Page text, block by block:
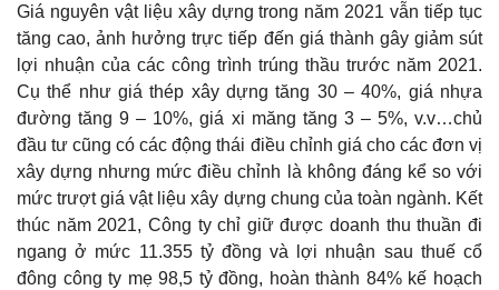
Giá nguyên vật liệu xây dựng trong năm 2021 vẫn tiếp tục
tăng cao, ảnh hưởng trực tiếp đến giá thành gây giảm sút
lợi nhuận của các công trình trúng thầu trước năm 2021.
Cụ thể như giá thép xây dựng tăng 30 – 40%, giá nhựa
đường tăng 9 – 10%, giá xi măng tăng 3 – 5%, v.v…chủ
đầu tư cũng có các động thái điều chỉnh giá cho các đơn vị
xây dựng nhưng mức điều chỉnh là không đáng kể so với
mức trượt giá vật liệu xây dựng chung của toàn ngành. Kết
thúc năm 2021, Công ty chỉ giữ được doanh thu thuần đi
ngang ở mức 11.355 tỷ đồng và lợi nhuận sau thuế cổ
đông công ty mẹ 98,5 tỷ đồng, hoàn thành 84% kế hoạch